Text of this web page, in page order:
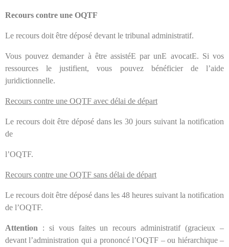
Recours contre une OQTF
Le recours doit être déposé devant le tribunal administratif.
Vous pouvez demander à être assistéE par unE avocatE. Si vos
ressources le justifient, vous pouvez bénéficier de l’aide
juridictionnelle.
Recours contre une OQTF avec délai de départ
Le recours doit être déposé dans les 30 jours suivant la notification
de
l’OQTF.
Recours contre une OQTF sans délai de départ
Le recours doit être déposé dans les 48 heures suivant la notification
de l’OQTF.
Attention : si vous faites un recours administratif (gracieux –
devant l’administration qui a prononcé l’OQTF – ou hiérarchique –